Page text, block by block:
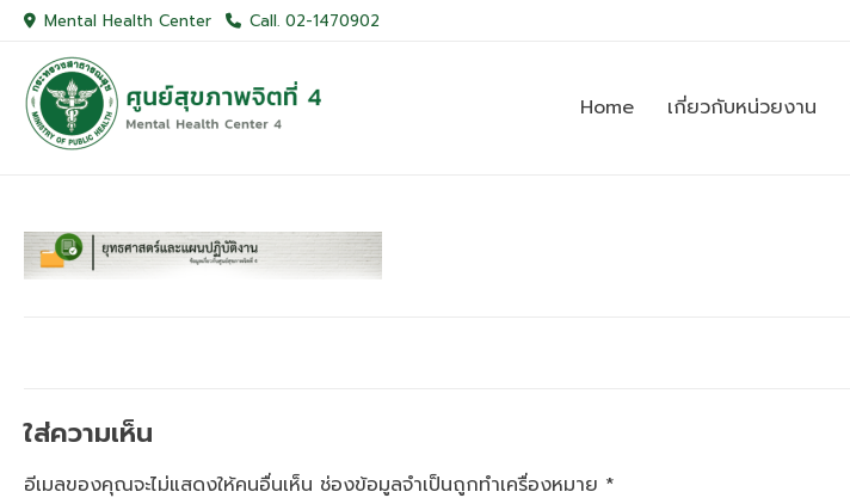
Skip
content
Mental Health Center Call. 02-1470902
Home เกี่ยวกับหน่วยงาน
ใส่ความเห็น
อีเมลของคุณจะไม่แสดงให้คนอื่นเห็น ช่องข้อมูลจำเป็นถูกทำเครื่องหมาย *